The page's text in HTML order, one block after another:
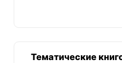
Тематические